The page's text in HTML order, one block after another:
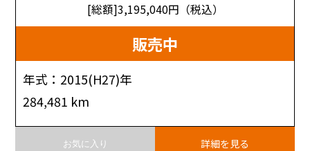
[総額]3,195,040円（税込）
販売中
年式：2015(H27)年
284,481 km
お気に入り 詳細を見る